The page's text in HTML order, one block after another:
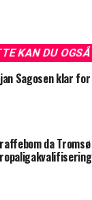
KAN DU
Sagosen klar
da